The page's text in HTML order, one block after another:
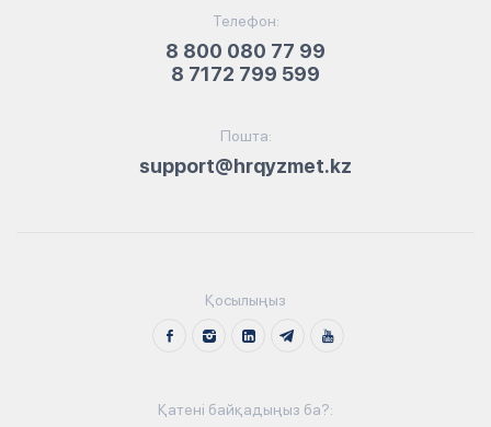
Телефон:
8 800 080 77 99
8 7172 799 599
Пошта:
support@hrqyzmet.kz
Қосылыңыз
Қатені байқадыңыз ба?: